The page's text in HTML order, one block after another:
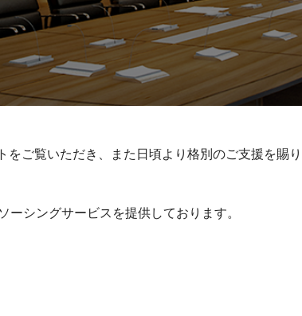
ご覧いただき、また日頃より格別のご支援を賜
シングサービスを提供しております。